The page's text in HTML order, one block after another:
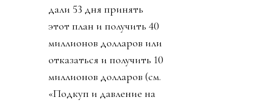
дали 53 дня принять
этот план и получить 40
миллионов долларов или
отказаться и получить 10
миллионов долларов (см.
«Подкуп и давление на